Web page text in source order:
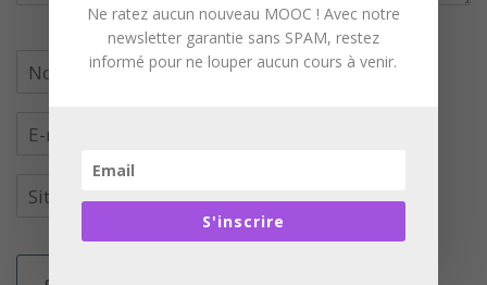
Ne ratez aucun nouveau MOOC ! Avec notre
newsletter garantie sans SPAM, restez
informé pour ne louper aucun cours à venir.
S'inscrire